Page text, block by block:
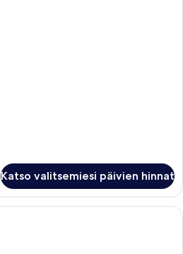
Katso valitsemiesi päivien hinnat